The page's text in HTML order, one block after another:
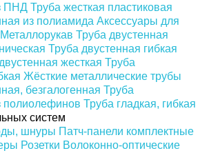
ПНД Труба жесткая пластиковая
из полиамида Аксессуары для
Металлорукав Труба двустенная
Труба двустенная гибкая
жесткая Труба
Жёсткие металлические трубы
безгалогенная Труба
полиолефинов Труба гладкая, гибкая
систем
шнуры Патч-панели комплектные
Розетки Волоконно-оптические